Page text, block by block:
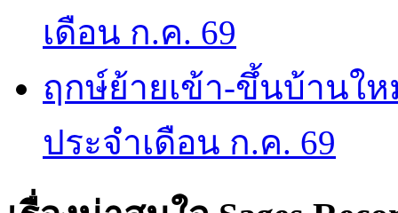
เดือน ก.ค. 69
ฤกษ์ย้ายเข้า-ขึ้นบ้านใ
ประจำเดือน ก.ค. 69